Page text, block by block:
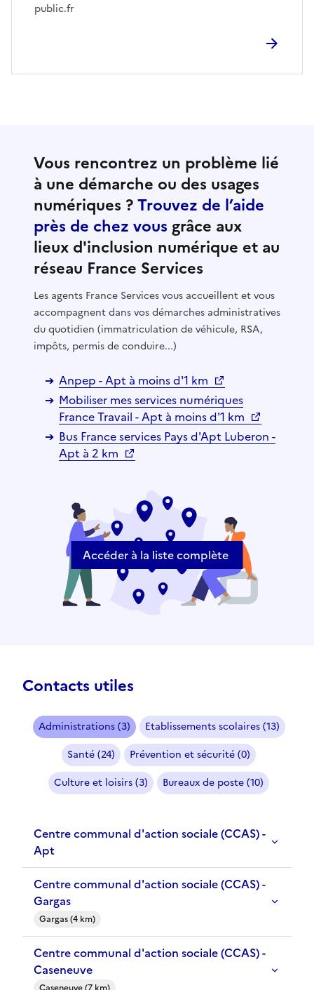
public.fr
Vous rencontrez un problème lié
à une démarche ou des usages
numériques ?Trouvez de l’aide
près de chez vous grâce aux
lieux d'inclusion numérique et au
réseau France Services
Les agents France Services vous accueillent et vous
accompagnent dans vos démarches administratives
du quotidien (immatriculation de véhicule, RSA,
impôts, permis de conduire...)
Anpep - Apt à moins d'1 km
Mobiliser mes services numériques
France Travail - Apt à moins d'1 km
Bus France services Pays d'Apt Luberon -
Apt à 2 km
Accéder à la liste complète
Contacts utiles
Administrations (3)
Etablissements scolaires (13)
Santé (24)
Prévention et sécurité (0)
Culture et loisirs (3)
Bureaux de poste (10)
Centre communal d'action sociale (CCAS) -
Apt
Centre communal d'action sociale (CCAS) -
Gargas
Gargas (4 km)
Centre communal d'action sociale (CCAS) -
Caseneuve